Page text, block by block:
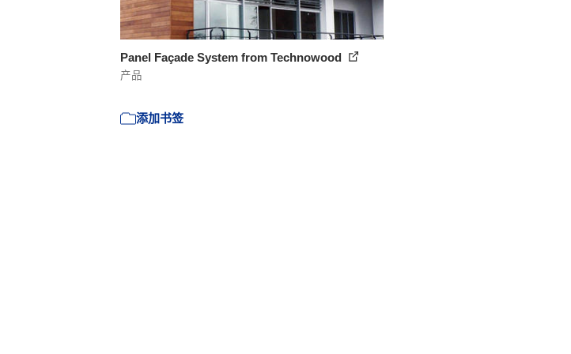
Panel Façade System from Technowood
产品
添加书签